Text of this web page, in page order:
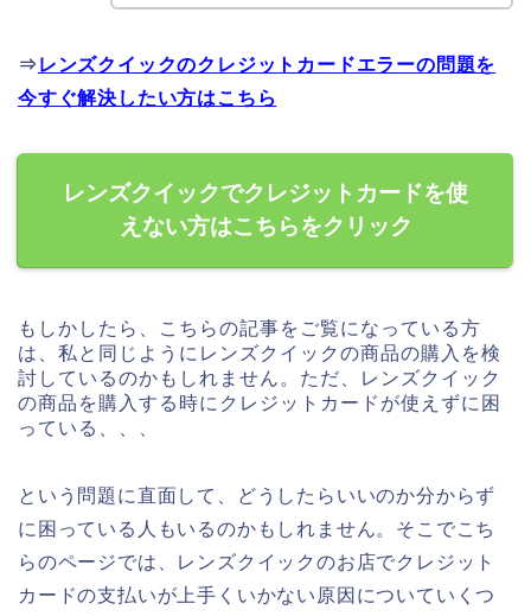
⇒ レンズクイックのクレジットカードエラーの問題を
今すぐ解決したい方はこちら
レンズクイックでクレジットカードを使
えない方はこちらをクリック
もしかしたら、こちらの記事をご覧になっている方
は、私と同じようにレンズクイックの商品の購入を検
討しているのかもしれません。ただ、レンズクイック
の商品を購入する時にクレジットカードが使えずに困
っている、、、
という問題に直面して、どうしたらいいのか分からず
に困っている人もいるのかもしれません。そこでこち
らのページでは、レンズクイックのお店でクレジット
カードの支払いが上手くいかない原因についていくつ